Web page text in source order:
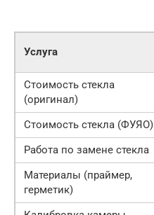
Услуга
Стоимость стекла
(оригинал)
Стоимость стекла (ФУЯО)
Работа по замене стекла
Материалы (праймер,
герметик)